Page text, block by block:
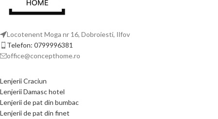
Locotenent Moga nr 16, Dobroiesti, Ilfov
Telefon: 0799996381
office@concepthome.ro
Lenjerii Craciun
Lenjerii Damasc hotel
Lenjerii de pat din bumbac
Lenjerii de pat din finet